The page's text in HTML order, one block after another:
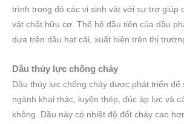
trình trong đó các vi sinh vật với sự trợ giúp
vật chất hữu cơ. Thế hệ đầu tiên của dầu
dựa trên dầu hạt cải, xuất hiện trên thị
Dầu thủy lực chống cháy
Dầu thủy lực chống cháy được phát triển để
ngành khai thác, luyện thép, đúc áp lực và
không. Dầu này có nhiệt độ đốt cháy cao